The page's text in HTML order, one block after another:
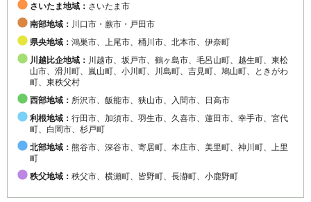
さいたま地域： さいたま市
南部地域： 川口市・蕨市・戸田市
県央地域： 鴻巣市、上尾市、桶川市、北本市、伊奈町
川越比企地域： 川越市、坂戸市、鶴ヶ島市、毛呂山町、越生町、東松
山市、滑川町、嵐山町、小川町、川島町、吉見町、鳩山町、ときがわ
町、東秩父村
西部地域： 所沢市、飯能市、狭山市、入間市、日高市
利根地域： 行田市、加須市、羽生市、久喜市、蓮田市、幸手市、宮代
町、白岡市、杉戸町
北部地域： 熊谷市、深谷市、寄居町、本庄市、美里町、神川町、上里
町
秩父地域： 秩父市、横瀬町、皆野町、長瀞町、小鹿野町